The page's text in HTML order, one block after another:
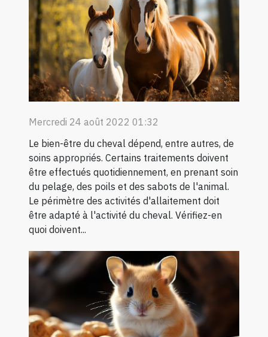
Mercredi 24 août 2022 01:32
Le bien-être du cheval dépend, entre autres, de
soins appropriés. Certains traitements doivent
être effectués quotidiennement, en prenant soin
du pelage, des poils et des sabots de l'animal.
Le périmètre des activités d'allaitement doit
être adapté à l'activité du cheval. Vérifiez-en
quoi doivent...